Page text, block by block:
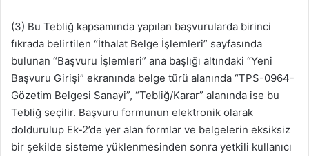
(3) Bu Tebliğ kapsamında yapılan başvurularda birinci
fıkrada belirtilen “İthalat Belge İşlemleri” sayfasında
bulunan “Başvuru İşlemleri” ana başlığı altındaki “Yeni
Başvuru Girişi” ekranında belge türü alanında “TPS-0964-
Gözetim Belgesi Sanayi”, “Tebliğ/Karar” alanında ise bu
Tebliğ seçilir. Başvuru formunun elektronik olarak
doldurulup Ek-2’de yer alan formlar ve belgelerin eksiksiz
bir şekilde sisteme yüklenmesinden sonra yetkili kullanıcı